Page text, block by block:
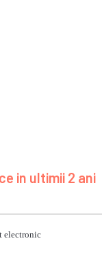
in ultimii 2 ani
electronic